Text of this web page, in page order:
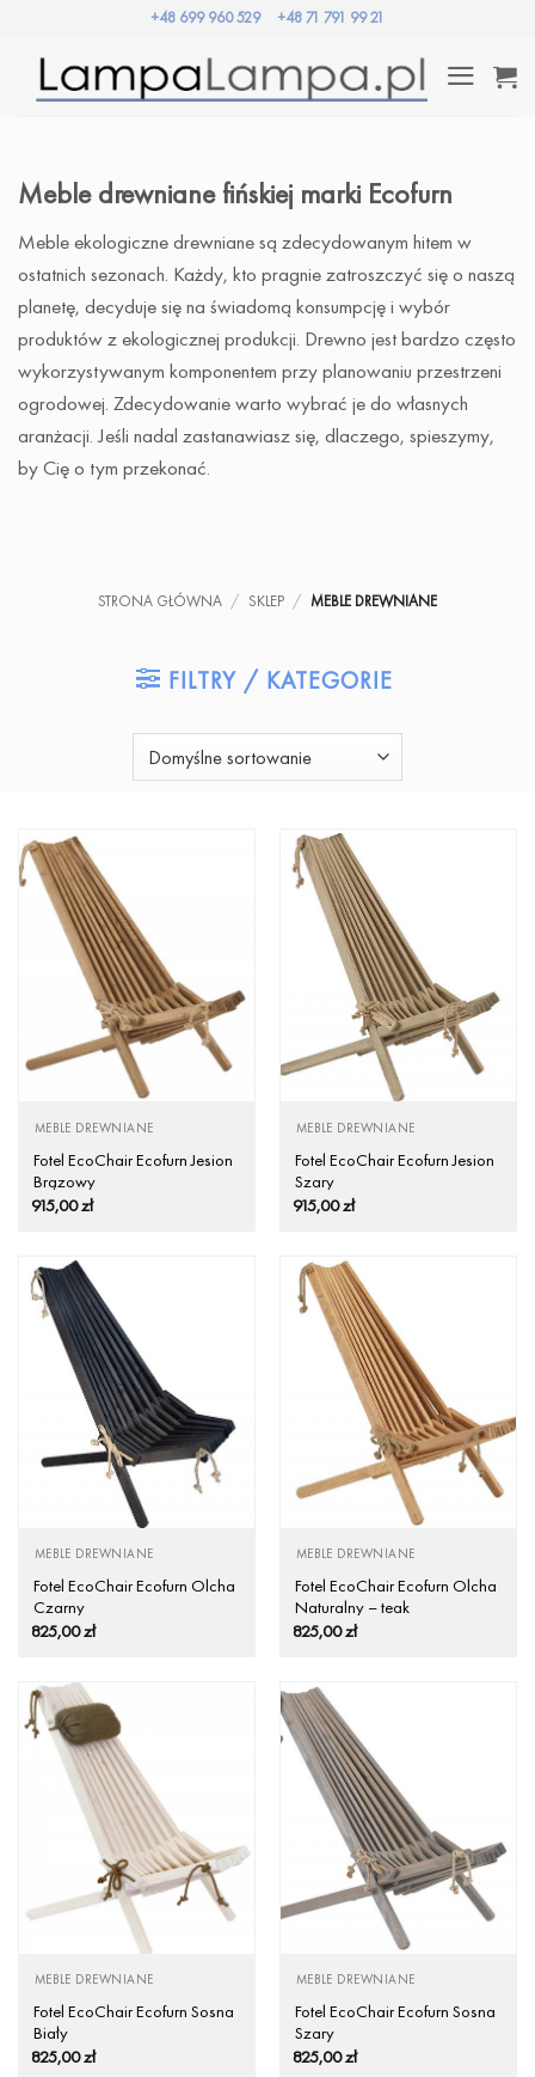
zawartości
+48 699 960 529 +48 71 791 99 21
Meble drewniane fińskiej marki Ecofurn
Meble ekologiczne drewniane są zdecydowanym hitem w
ostatnich sezonach. Każdy, kto pragnie zatroszczyć się o naszą
planetę, decyduje się na świadomą konsumpcję i wybór
produktów z ekologicznej produkcji. Drewno jest bardzo często
wykorzystywanym komponentem przy planowaniu przestrzeni
ogrodowej. Zdecydowanie warto wybrać je do własnych
aranżacji. Jeśli nadal zastanawiasz się, dlaczego, spieszymy,
by Cię o tym przekonać.
STRONA GŁÓWNA / SKLEP / MEBLE DREWNIANE
FILTRY / KATEGORIE
MEBLE DREWNIANE
Fotel EcoChair Ecofurn Jesion
Brązowy
915,00zł
MEBLE DREWNIANE
Fotel EcoChair Ecofurn Jesion
Szary
915,00zł
MEBLE DREWNIANE
Fotel EcoChair Ecofurn Olcha
Czarny
825,00zł
MEBLE DREWNIANE
Fotel EcoChair Ecofurn Olcha
Naturalny – teak
825,00zł
MEBLE DREWNIANE
Fotel EcoChair Ecofurn Sosna
Biały
825,00zł
MEBLE DREWNIANE
Fotel EcoChair Ecofurn Sosna
Szary
825,00zł